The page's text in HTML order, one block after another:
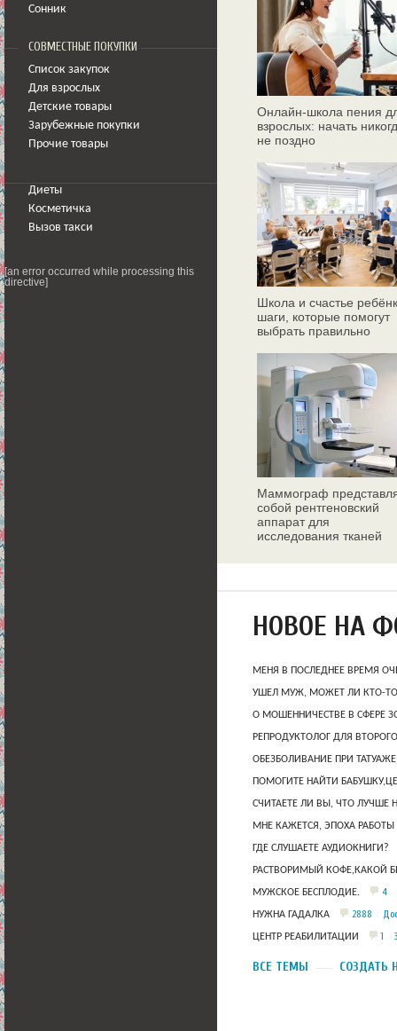
Сонник
СОВМЕСТНЫЕ ПОКУПКИ
Список закупок
Для взрослых
Детские товары
Зарубежные покупки
Прочие товары
Диеты
Косметичка
Вызов такси
[an error occurred while processing this
directive]
Онлайн‑школа пения
взрослых: начать
не поздно
Школа и счастье
шаги, которые помогут
выбрать правильно
Маммограф
собой рентгеновский
аппарат для
исследования тканей
НОВОЕ НА
МЕНЯ В ПОСЛЕДНЕЕ ВРЕМЯ
УШЕЛ МУЖ, МОЖЕТ ЛИ КТО-ТО
О МОШЕННИЧЕСТВЕ В СФЕРЕ
РЕПРОДУКТОЛОГ ДЛЯ
ОБЕЗБОЛИВАНИЕ ПРИ
ПОМОГИТЕ НАЙТИ
СЧИТАЕТЕ ЛИ ВЫ, ЧТО ЛУЧШЕ
МНЕ КАЖЕТСЯ, ЭПОХА
ГДЕ СЛУШАЕТЕ АУДИОКНИГИ?
РАСТВОРИМЫЙ КОФЕ,КАКОЙ
МУЖСКОЕ БЕСПЛОДИЕ. 4
НУЖНА ГАДАЛКА 2888
ЦЕНТР РЕАБИЛИТАЦИИ 1
ВСЕ ТЕМЫ СОЗДАТЬ